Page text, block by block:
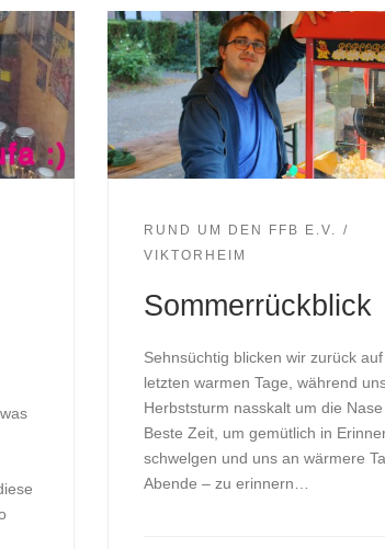
RUND UM DEN FFB E.V.
VIKTORHEIM
Sommerrückblick
Sehnsüchtig blicken wir zurück
letzten warmen Tage, während
Herbststurm nasskalt um die Nase
Beste Zeit, um gemütlich in
schwelgen und uns an wärmere
Abende – zu erinnern…